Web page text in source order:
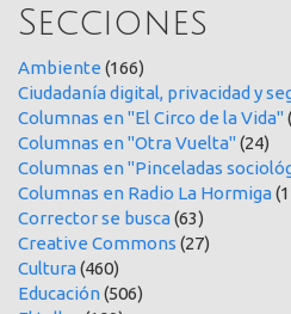
Secciones
Ambiente (166)
Ciudadanía digital, privacidad y
Columnas en "El Circo de la Vida"
Columnas en "Otra Vuelta"(24)
Columnas en "Pinceladas
Columnas en Radio La Hormiga
Corrector se busca(63)
Creative Commons (27)
Cultura(460)
Educación(506)